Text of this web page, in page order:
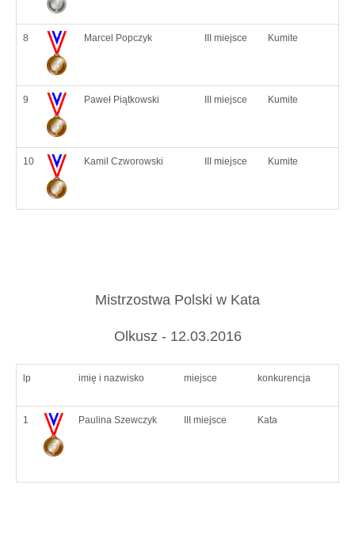
8 Marcel Popczyk III miejsce Kumite
9 Paweł Piątkowski III miejsce Kumite
10 Kamil Czworowski III miejsce Kumite
Mistrzostwa Polski w Kata
Olkusz - 12.03.2016
lp imię i nazwisko miejsce konkurencja
1 Paulina Szewczyk III miejsce Kata